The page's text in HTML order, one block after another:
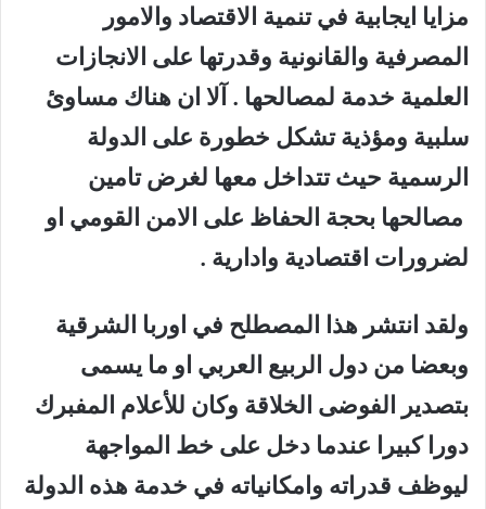
مزايا ايجابية في تنمية الاقتصاد والامور
المصرفية والقانونية وقدرتها على الانجازات
العلمية خدمة لمصالحها . آلا ان هناك مساوئ
سلبية ومؤذية تشكل خطورة على الدولة
الرسمية حيث تتداخل معها لغرض تامين
مصالحها بحجة الحفاظ على الامن القومي او
لضرورات اقتصادية وادارية .
ولقد انتشر هذا المصطلح في اوربا الشرقية
وبعضا من دول الربيع العربي او ما يسمى
بتصدير الفوضى الخلاقة وكان للأعلام المفبرك
دورا كبيرا عندما دخل على خط المواجهة
ليوظف قدراته وامكانياته في خدمة هذه الدولة